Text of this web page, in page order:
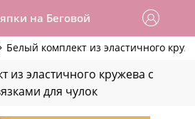
на Беговой
Белый комплект из эластичного
из эластичного кружева с
для чулок